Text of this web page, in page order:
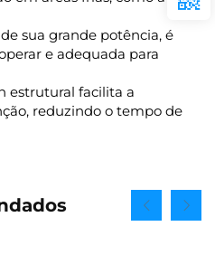
sua grande potência, é
e adequada para
estrutural facilita a
reduzindo o tempo de